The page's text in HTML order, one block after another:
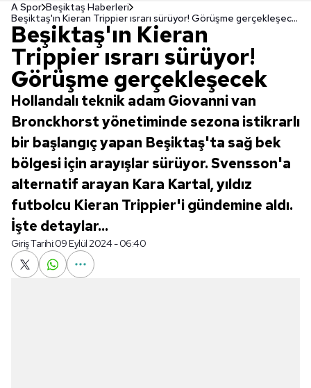
A Spor Beşiktaş Haberleri
Beşiktaş'ın Kieran Trippier ısrarı sürüyor! Görüşme gerçekleşecek
Beşiktaş'ın Kieran
Trippier ısrarı sürüyor!
Görüşme gerçekleşecek
Hollandalı teknik adam Giovanni van
Bronckhorst yönetiminde sezona istikrarlı
bir başlangıç yapan Beşiktaş'ta sağ bek
bölgesi için arayışlar sürüyor. Svensson'a
alternatif arayan Kara Kartal, yıldız
futbolcu Kieran Trippier'i gündemine aldı.
İşte detaylar...
Giriş Tarihi:09 Eylül 2024 - 06:40